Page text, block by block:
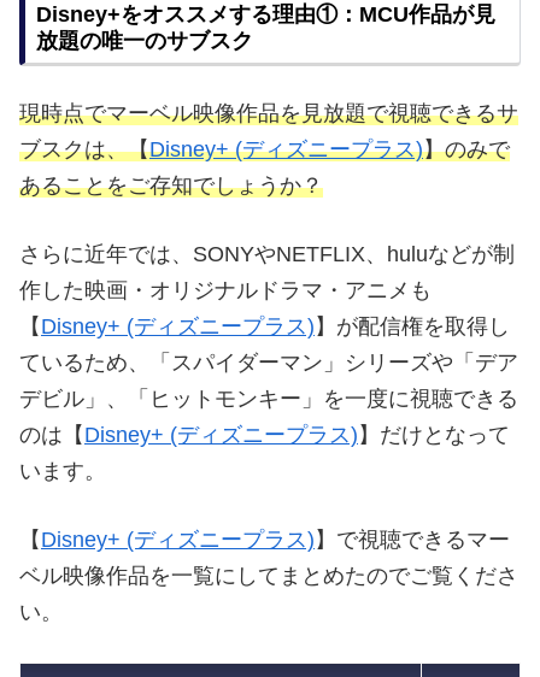
Disney+をオススメする理由①：MCU作品が見
放題の唯一のサブスク
現時点でマーベル映像作品を見放題で視聴できるサ
ブスクは、【Disney+ (ディズニープラス)】のみで
あることをご存知でしょうか？
さらに近年では、SONYやNETFLIX、huluなどが制
作した映画・オリジナルドラマ・アニメも
【 Disney+ (ディズニープラス) 】が配信権を取得し
ているため、「スパイダーマン」シリーズや「デア
デビル」、「ヒットモンキー」を一度に視聴できる
のは【 Disney+ (ディズニープラス) 】だけとなって
います。
【 Disney+ (ディズニープラス) 】で視聴できるマー
ベル映像作品を一覧にしてまとめたのでご覧くださ
い。